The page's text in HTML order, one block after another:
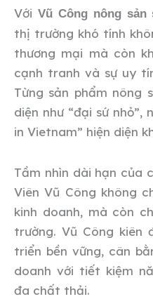
Với Vũ Công nông sản
thị trường khó tính
thương mại mà còn
cạnh tranh và sự uy
Từng sản phẩm nông
diện như “đại sứ nhỏ”,
in Vietnam” hiện diện
Tầm nhìn dài hạn của
Viên Vũ Công không
kinh doanh, mà còn
trường. Vũ Công kiên
triển bền vững, cân
doanh với tiết kiệm
đa chất thải.